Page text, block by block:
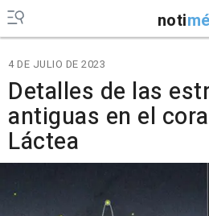
noti
4 DE JULIO DE 2023
Detalles de las
antiguas en el
Láctea